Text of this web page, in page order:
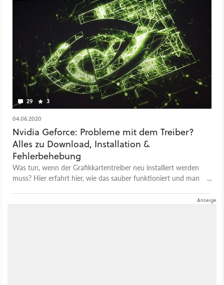
29 3
04.06.2020
Nvidia Geforce: Probleme mit dem Treiber?
Alles zu Download, Installation &
Fehlerbehebung
Was tun, wenn der Grafikkartentreiber neu installiert werden
muss? Hier erfahrt hier, wie das sauber funktioniert und man